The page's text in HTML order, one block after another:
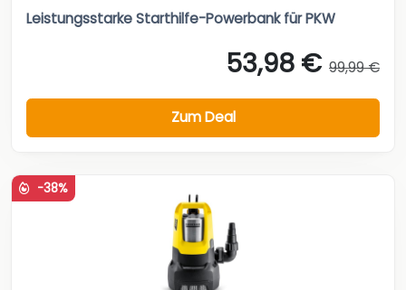
Leistungsstarke Starthilfe-Powerbank für PKW
53,98 € 99,99 €
Zum Deal
-38%